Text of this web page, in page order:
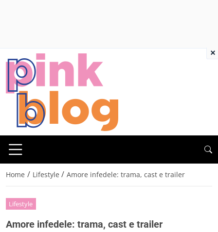
Home / Lifestyle / Amore infedele: trama, cast e trailer
Lifestyle
Amore infedele: trama, cast e trailer
×